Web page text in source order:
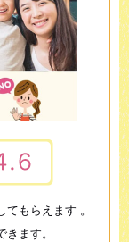
もらえます 。
ます。